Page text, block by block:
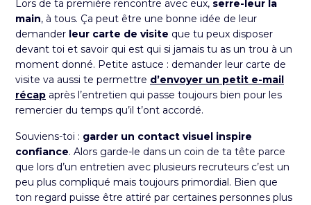
Lors de ta première rencontre avec eux, serre-leur la
main, à tous. Ça peut être une bonne idée de leur
demander leur carte de visite que tu peux disposer
devant toi et savoir qui est qui si jamais tu as un trou à un
moment donné. Petite astuce : demander leur carte de
visite va aussi te permettre d’envoyer un petit e-mail
récap après l’entretien qui passe toujours bien pour les
remercier du temps qu’il t’ont accordé.
Souviens-toi : garder un contact visuel inspire
confiance. Alors garde-le dans un coin de ta tête parce
que lors d’un entretien avec plusieurs recruteurs c’est un
peu plus compliqué mais toujours primordial. Bien que
ton regard puisse être attiré par certaines personnes plus